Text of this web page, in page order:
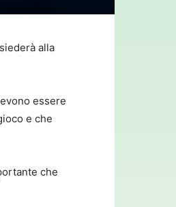
alla
essere
e che
che